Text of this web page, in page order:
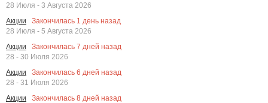
28 Июля - 3 Августа 2026
Акции
Закончилась 1 день назад
28 Июля - 5 Августа 2026
Акции
Закончилась 7 дней назад
28 - 30 Июля 2026
Акции
Закончилась 6 дней назад
28 - 31 Июля 2026
Акции
Закончилась 8 дней назад